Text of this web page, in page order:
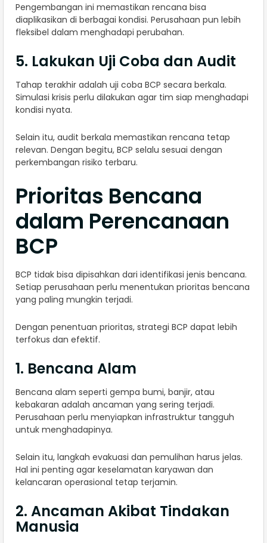
Pengembangan ini memastikan rencana bisa
diaplikasikan di berbagai kondisi. Perusahaan pun lebih
fleksibel dalam menghadapi perubahan.
5. Lakukan Uji Coba dan Audit
Tahap terakhir adalah uji coba BCP secara berkala.
Simulasi krisis perlu dilakukan agar tim siap menghadapi
kondisi nyata.
Selain itu, audit berkala memastikan rencana tetap
relevan. Dengan begitu, BCP selalu sesuai dengan
perkembangan risiko terbaru.
Prioritas Bencana
dalam Perencanaan
BCP
BCP tidak bisa dipisahkan dari identifikasi jenis bencana.
Setiap perusahaan perlu menentukan prioritas bencana
yang paling mungkin terjadi.
Dengan penentuan prioritas, strategi BCP dapat lebih
terfokus dan efektif.
1. Bencana Alam
Bencana alam seperti gempa bumi, banjir, atau
kebakaran adalah ancaman yang sering terjadi.
Perusahaan perlu menyiapkan infrastruktur tangguh
untuk menghadapinya.
Selain itu, langkah evakuasi dan pemulihan harus jelas.
Hal ini penting agar keselamatan karyawan dan
kelancaran operasional tetap terjamin.
2. Ancaman Akibat Tindakan
Manusia